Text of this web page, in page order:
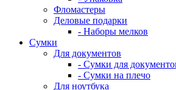
Фломастеры
Деловые подарки
- Наборы мелков
Сумки
Для документов
- Сумки для
- Сумки на плечо
Для ноутбука